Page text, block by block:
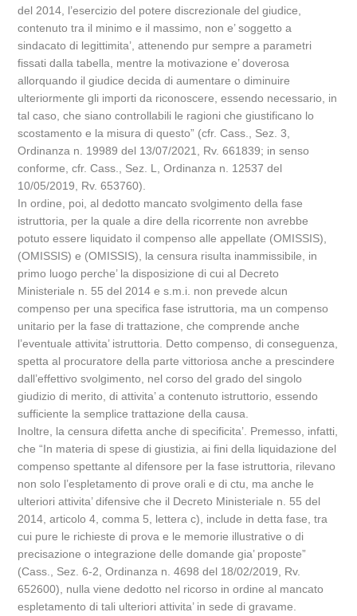
del 2014, l’esercizio del potere discrezionale del giudice,
contenuto tra il minimo e il massimo, non e’ soggetto a
sindacato di legittimita’, attenendo pur sempre a parametri
fissati dalla tabella, mentre la motivazione e’ doverosa
allorquando il giudice decida di aumentare o diminuire
ulteriormente gli importi da riconoscere, essendo necessario, in
tal caso, che siano controllabili le ragioni che giustificano lo
scostamento e la misura di questo” (cfr. Cass., Sez. 3,
Ordinanza n. 19989 del 13/07/2021, Rv. 661839; in senso
conforme, cfr. Cass., Sez. L, Ordinanza n. 12537 del
10/05/2019, Rv. 653760).
In ordine, poi, al dedotto mancato svolgimento della fase
istruttoria, per la quale a dire della ricorrente non avrebbe
potuto essere liquidato il compenso alle appellate (OMISSIS),
(OMISSIS) e (OMISSIS), la censura risulta inammissibile, in
primo luogo perche’ la disposizione di cui al Decreto
Ministeriale n. 55 del 2014 e s.m.i. non prevede alcun
compenso per una specifica fase istruttoria, ma un compenso
unitario per la fase di trattazione, che comprende anche
l’eventuale attivita’ istruttoria. Detto compenso, di conseguenza,
spetta al procuratore della parte vittoriosa anche a prescindere
dall’effettivo svolgimento, nel corso del grado del singolo
giudizio di merito, di attivita’ a contenuto istruttorio, essendo
sufficiente la semplice trattazione della causa.
Inoltre, la censura difetta anche di specificita’. Premesso, infatti,
che “In materia di spese di giustizia, ai fini della liquidazione del
compenso spettante al difensore per la fase istruttoria, rilevano
non solo l’espletamento di prove orali e di ctu, ma anche le
ulteriori attivita’ difensive che il Decreto Ministeriale n. 55 del
2014, articolo 4, comma 5, lettera c), include in detta fase, tra
cui pure le richieste di prova e le memorie illustrative o di
precisazione o integrazione delle domande gia’ proposte”
(Cass., Sez. 6-2, Ordinanza n. 4698 del 18/02/2019, Rv.
652600), nulla viene dedotto nel ricorso in ordine al mancato
espletamento di tali ulteriori attivita’ in sede di gravame.